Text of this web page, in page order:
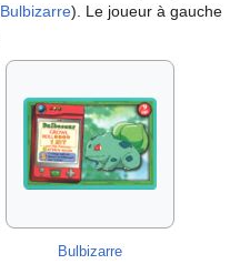
Bulbizarre). Le joueur à gauche
Bulbizarre